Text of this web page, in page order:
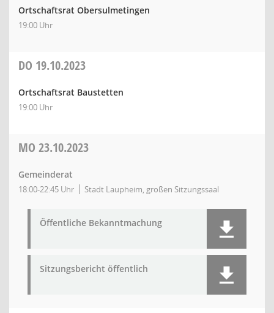
Ortschaftsrat Obersulmetingen
19:00 Uhr
DO 19.10.2023
Ortschaftsrat Baustetten
19:00 Uhr
MO 23.10.2023
Gemeinderat
18:00-22:45 Uhr Stadt Laupheim, großen Sitzungssaal
Öffentliche Bekanntmachung
Sitzungsbericht öffentlich